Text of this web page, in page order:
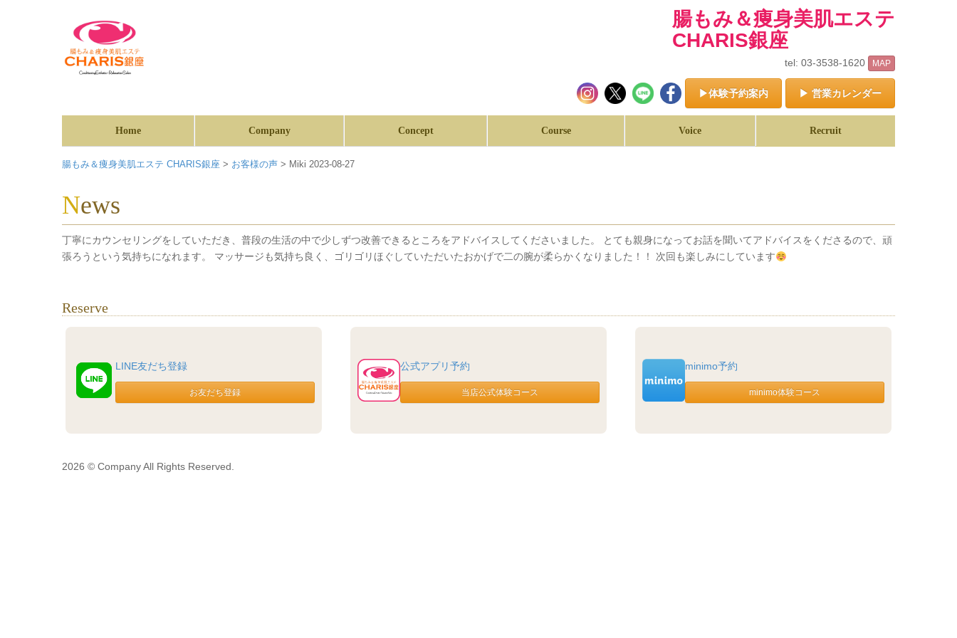
腸もみ＆痩身美肌エステ
CHARIS銀座
tel: 03-3538-1620 MAP
▶体験予約案内 ▶ 営業カレンダー
Home Company Concept Course Voice Recruit
腸もみ＆痩身美肌エステ CHARIS銀座 > お客様の声 > Miki 2023-08-27
News
丁寧にカウンセリングをしていただき、普段の生活の中で少しずつ改善できるところをアドバイスしてくださいました。 とても親身になってお話を聞いてアドバイスをくださるので、頑
張ろうという気持ちになれます。 マッサージも気持ち良く、ゴリゴリほぐしていただいたおかげで二の腕が柔らかくなりました！！ 次回も楽しみにしています
Reserve
LINE友だち登録 公式アプリ予約 minimo予約
2026 © Company All Rights Reserved.